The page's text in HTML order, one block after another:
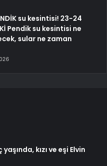
su kesintisi! 23-24
Pendik su kesintisi ne
sular ne zaman
kızı ve eşi Elvin